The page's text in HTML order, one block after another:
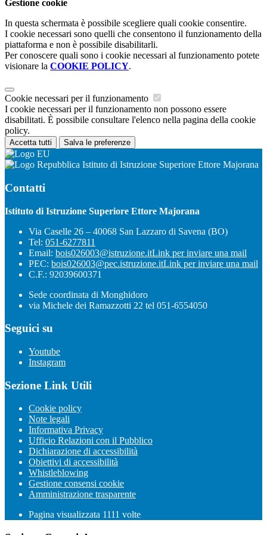
Gestione cookie
In questa schermata è possibile scegliere quali cookie consentire.
I cookie necessari sono quelli che consentono il funzionamento della
piattaforma e non è possibile disabilitarli.
Per conoscere quali sono i cookie necessari al funzionamento potete
visionare la COOKIE POLICY.
Cookie necessari per il funzionamento
I cookie necessari per il funzionamento non possono essere
disabilitati. È possibile consultare l'elenco nella pagina della cookie
policy.
Accetta tutti Salva le preferenze
Istituto di Istruzione Superiore Ettore Majorana
Contatti
Istituto di Istruzione Superiore Ettore Majorana
Via Caselle 26 – 40068 San Lazzaro di Savena (BO)
Tel: 051-6277811
Email: bois026003@istruzione.itLink per inviare una mail
PEC: bois026003@pec.istruzione.itLink per inviare una mail
C.F.: 92039600371
Sede coordinata di Monghidoro
via Michele dei Ramazzotti 22 tel 051-6554050
Seguici su
Youtube
Instagram
Sezione Link Utili
Cookie policy
Note legali
Informativa Privacy
Ufficio Relazioni con il Pubblico
Dichiarazione di accessibilità
Obiettivi di accessibilità
Whistleblowing
Gestione consensi cookie
Amministrazione trasparente
Pagina visualizzata 1111 volte